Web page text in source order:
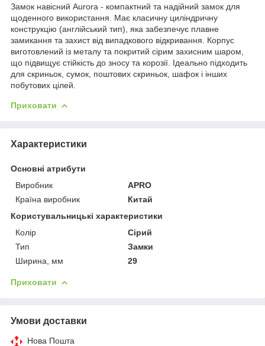
Замок навісний Aurora - компактний та надійний замок для
щоденного використання. Має класичну циліндричну
конструкцію (англійський тип), яка забезпечує плавне
замикання та захист від випадкового відкривання. Корпус
виготовлений із металу та покритий сірим захисним шаром,
що підвищує стійкість до зносу та корозії. Ідеально підходить
для скриньок, сумок, поштових скриньок, шафок і інших
побутових цілей.
Приховати
Характеристики
Основні атрибути
Виробник
APRO
Країна виробник
Китай
Користувальницькі характеристики
Колір
Сірий
Тип
Замки
Ширина, мм
29
Приховати
Умови доставки
Нова Пошта